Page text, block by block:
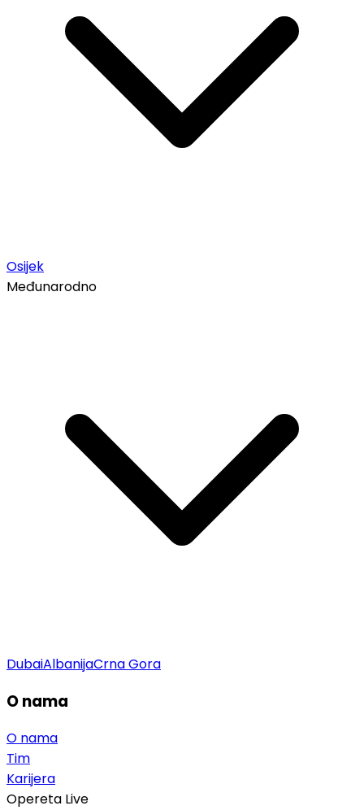
Osijek
Međunarodno
DubaiAlbanijaCrna Gora
O nama
O nama
Tim
Karijera
Opereta Live